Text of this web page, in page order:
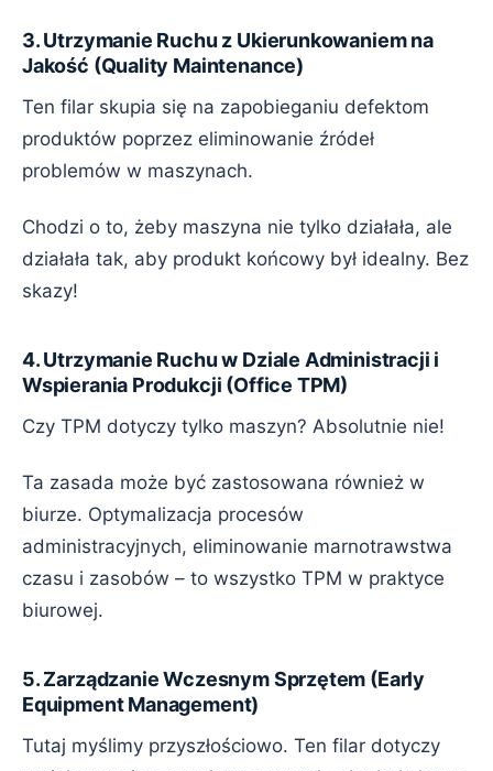
3. Utrzymanie Ruchu z Ukierunkowaniem na
Jakość (Quality Maintenance)
Ten filar skupia się na zapobieganiu defektom
produktów poprzez eliminowanie źródeł
problemów w maszynach.
Chodzi o to, żeby maszyna nie tylko działała, ale
działała tak, aby produkt końcowy był idealny. Bez
skazy!
4. Utrzymanie Ruchu w Dziale Administracji i
Wspierania Produkcji (Office TPM)
Czy TPM dotyczy tylko maszyn? Absolutnie nie!
Ta zasada może być zastosowana również w
biurze. Optymalizacja procesów
administracyjnych, eliminowanie marnotrawstwa
czasu i zasobów – to wszystko TPM w praktyce
biurowej.
5. Zarządzanie Wczesnym Sprzętem (Early
Equipment Management)
Tutaj myślimy przyszłościowo. Ten filar dotyczy